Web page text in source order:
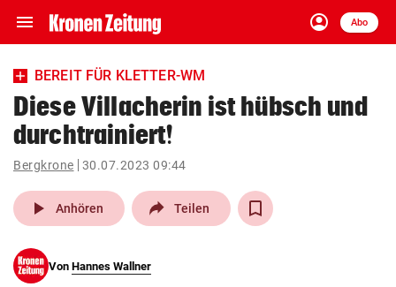
menu Navigation
ein-/ausklappen
account_circle
Anmelden
Abo
close Schließen
account_circle Anmelden
pin_drop
Wien arrow_right
BEREIT FÜR KLETTER-WM
Diese Villacherin ist hübsch und
durchtrainiert!
Bergkrone 30.07.2023 09:44
play_arrow Anhören Teilen
Von Hannes Wallner